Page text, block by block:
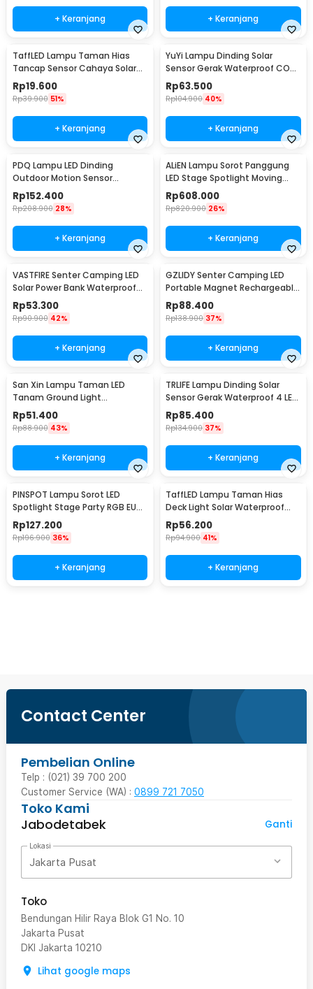
+ Keranjang + Keranjang
TaffLED Lampu Taman Hias
Tancap Sensor Cahaya Solar
Power Waterproof - EM300
Rp19.600
Rp39.900 51%
+ Keranjang
YuYi Lampu Dinding Solar
Sensor Gerak Waterproof COB
100LED Cool White - SMT-F100
Rp63.500
Rp104.900 40%
+ Keranjang
PDQ Lampu LED Dinding
Outdoor Motion Sensor
Waterproof Cool White 15W
Inner Light - 3120
Rp152.400
Rp208.900 28%
+ Keranjang
ALiEN Lampu Sorot Panggung
LED Stage Spotlight Moving
Head RGB 10W - DM512
Rp608.000
Rp820.900 26%
+ Keranjang
VASTFIRE Senter Camping LED
Solar Power Bank Waterproof
IP65 - YD-878A
Rp53.300
Rp90.900 42%
+ Keranjang
GZLIDY Senter Camping LED
Portable Magnet Rechargeable
2000 Lumens Big - W599A
Rp88.400
Rp138.900 37%
+ Keranjang
San Xin Lampu Taman LED
Tanam Ground Light
Waterproof 3W Warm White -
SX120
Rp51.400
Rp88.900 43%
+ Keranjang
TRLIFE Lampu Dinding Solar
Sensor Gerak Waterproof 4 LED
Cool White 4W - K7004
Rp85.400
Rp134.900 37%
+ Keranjang
PINSPOT Lampu Sorot LED
Spotlight Stage Party RGB EU
Plug 240V 10W - WRGB
Rp127.200
Rp196.900 36%
+ Keranjang
TaffLED Lampu Taman Hias
Deck Light Solar Waterproof
Warm White 8 PCS - L20
Rp56.200
Rp94.900 41%
+ Keranjang
Contact Center
Pembelian Online
Telp : (021) 39 700 200
Customer Service (WA) : 0899 721 7050
Toko Kami
Jabodetabek
Ganti
Lokasi
Jakarta Pusat
Toko
Bendungan Hilir Raya Blok G1 No. 10
Jakarta Pusat
DKI Jakarta 10210
Lihat google maps